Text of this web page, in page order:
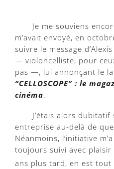
Je me souviens
m’avait envoyé, en
suivre le message
— violoncelliste, pour
pas —, lui annonçant le
“CELLOSCOPE” : le
cinéma.
J’étais alors
entreprise au-delà de
Néanmoins, l’initiative
toujours suivi avec
ans plus tard, en est tout